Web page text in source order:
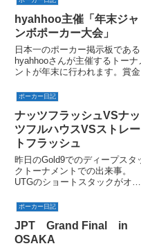
ル、初心者のSBコール、BBフ
ールド。ポットは160...
hyahhoo主催「年末ジャ
ンボポーカー大会」
日本一のポーカー掲示板である
hyahhooさんが主催するトーナ
ントが年末に行われます。賞
です（ゴゴゴゴゴゴゴゴ）
ポーカー日記
ナッツフラッシュVSナッ
ツフルハウスVSストレー
トフラッシュ
昨日のGold9でのディープスタ
クトーナメントでの出来事。
UTGのショートスタックがオー
asamaneさんコールBBの
くらいasamaneさんフォールド
ショーダウ...
ポーカー日記
JPT Grand Final in
OSAKA